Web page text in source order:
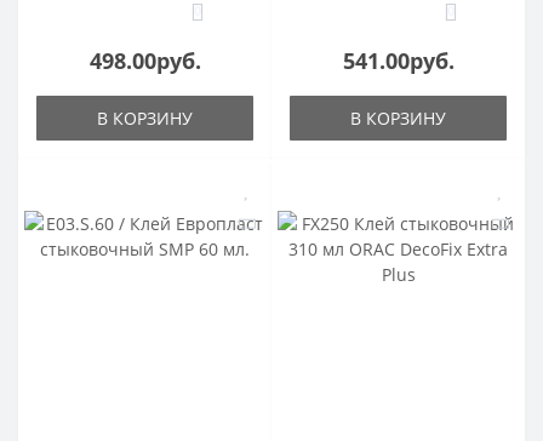
0
498.00руб.
В КОРЗИНУ
0
541.00руб.
В КОРЗИНУ